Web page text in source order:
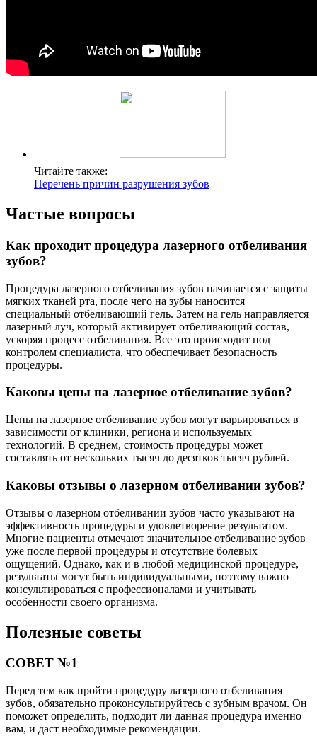
Читайте также:
Перечень причин разрушения зубов
Частые вопросы
Как проходит процедура лазерного отбеливания
зубов?
Процедура лазерного отбеливания зубов начинается с защиты
мягких тканей рта, после чего на зубы наносится
специальный отбеливающий гель. Затем на гель направляется
лазерный луч, который активирует отбеливающий состав,
ускоряя процесс отбеливания. Все это происходит под
контролем специалиста, что обеспечивает безопасность
процедуры.
Каковы цены на лазерное отбеливание зубов?
Цены на лазерное отбеливание зубов могут варьироваться в
зависимости от клиники, региона и используемых
технологий. В среднем, стоимость процедуры может
составлять от нескольких тысяч до десятков тысяч рублей.
Каковы отзывы о лазерном отбеливании зубов?
Отзывы о лазерном отбеливании зубов часто указывают на
эффективность процедуры и удовлетворение результатом.
Многие пациенты отмечают значительное отбеливание зубов
уже после первой процедуры и отсутствие болевых
ощущений. Однако, как и в любой медицинской процедуре,
результаты могут быть индивидуальными, поэтому важно
консультироваться с профессионалами и учитывать
особенности своего организма.
Полезные советы
СОВЕТ №1
Перед тем как пройти процедуру лазерного отбеливания
зубов, обязательно проконсультируйтесь с зубным врачом. Он
поможет определить, подходит ли данная процедура именно
вам, и даст необходимые рекомендации.